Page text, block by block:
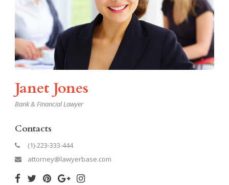
Janet Jones
Bank & Financial Lawyer
Contacts
(1)-223-333-444
attorney@lawyerbase.com